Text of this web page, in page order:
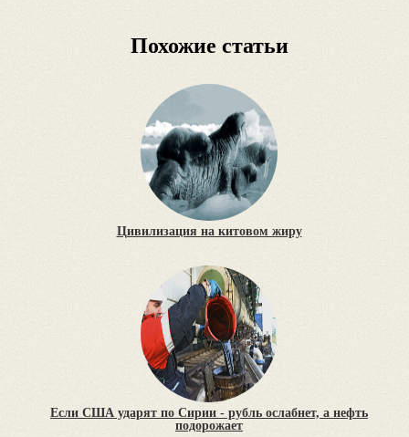
Похожие статьи
Цивилизация на китовом жиру
Если США ударят по Сирии - рубль ослабнет, а нефть
подорожает